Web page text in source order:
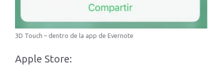
3D Touch – dentro de la app de Evernote
Apple Store: